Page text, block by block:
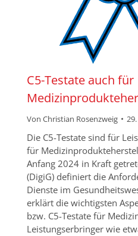
C5-Testate auch für
Von Christian Rosenzweig
Die C5-Testate sind für
für
Anfang 2024 in Kraft
(DigiG) definiert die
Dienste im
erklärt die wichtigsten
bzw. C5-Testate für
Leistungserbringer wie